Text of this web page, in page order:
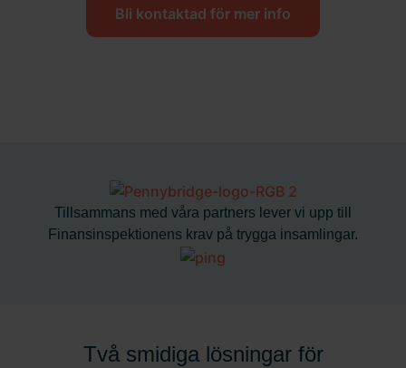
Bli kontaktad för mer info
Tillsammans med våra partners lever vi upp till
Finansinspektionens krav på trygga insamlingar.
Två smidiga lösningar för